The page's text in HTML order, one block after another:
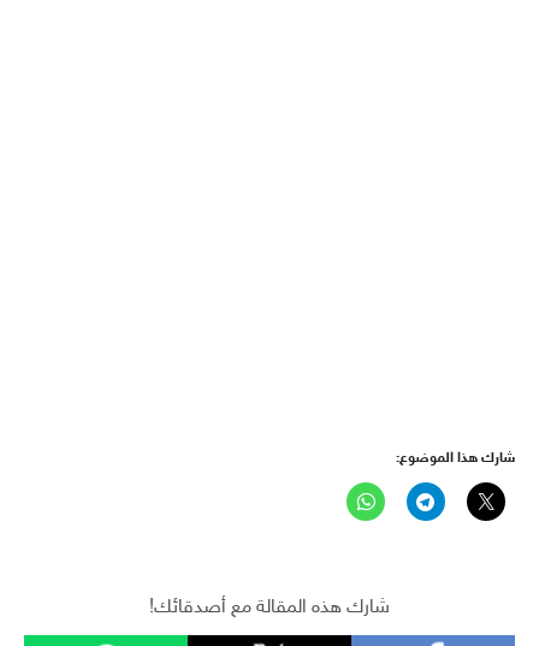
شارك هذا الموضوع:
شارك هذه المقالة مع أصدقائك!